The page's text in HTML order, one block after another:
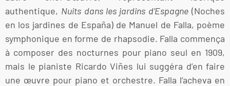
authentique, Nuits dans les jardins d’Espagne(Noches
en los jardines de España) de Manuel de Falla, poème
symphonique en forme de rhapsodie. Falla commença
à composer des nocturnes pour piano seul en 1909,
mais le pianiste Ricardo Viñes lui suggéra d’en faire
une œuvre pour piano et orchestre. Falla l’acheva en